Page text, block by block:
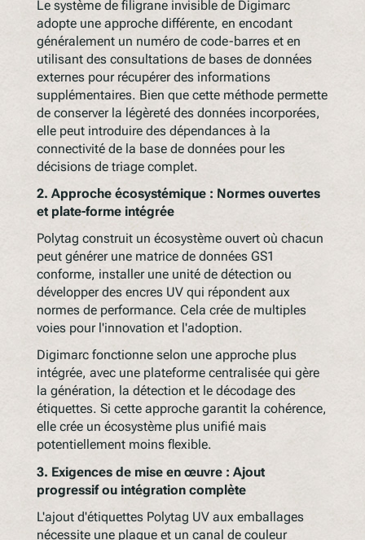
Le système de filigrane invisible de Digimarc
adopte une approche différente, en encodant
généralement un numéro de code-barres et en
utilisant des consultations de bases de données
externes pour récupérer des informations
supplémentaires. Bien que cette méthode permette
de conserver la légèreté des données incorporées,
elle peut introduire des dépendances à la
connectivité de la base de données pour les
décisions de triage complet.
2. Approche écosystémique : Normes ouvertes
et plate-forme intégrée
Polytag construit un écosystème ouvert où chacun
peut générer une matrice de données GS1
conforme, installer une unité de détection ou
développer des encres UV qui répondent aux
normes de performance. Cela crée de multiples
voies pour l'innovation et l'adoption.
Digimarc fonctionne selon une approche plus
intégrée, avec une plateforme centralisée qui gère
la génération, la détection et le décodage des
étiquettes. Si cette approche garantit la cohérence,
elle crée un écosystème plus unifié mais
potentiellement moins flexible.
3. Exigences de mise en œuvre : Ajout
progressif ou intégration complète
L'ajout d'étiquettes Polytag UV aux emballages
nécessite une plaque et un canal de couleur